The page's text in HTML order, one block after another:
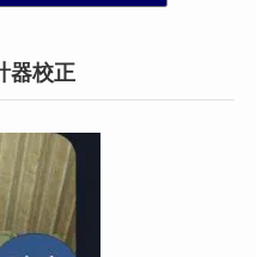
記事＋電気プチ動画
器校正